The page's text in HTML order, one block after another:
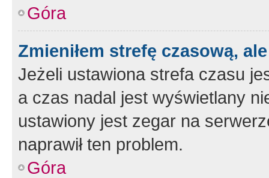
Góra
Zmieniłem strefę czasową,
Jeżeli ustawiona strefa czasu
a czas nadal jest wyświetlany
ustawiony jest zegar na
naprawił ten problem.
Góra